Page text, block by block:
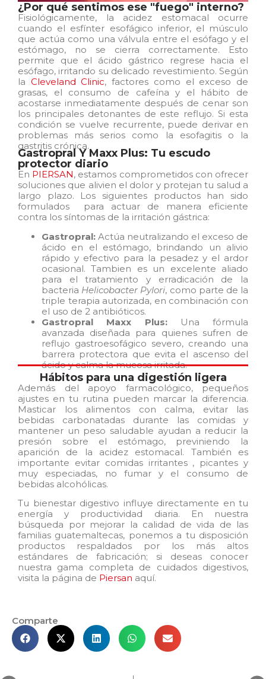
Comparte
¿Por qué sentimos ese "fuego" interno?
Fisiológicamente, la acidez estomacal ocurre
cuando el esfínter esofágico inferior, el músculo
que actúa como una válvula entre el esófago y el
estómago, no se cierra correctamente. Esto
permite que el ácido gástrico regrese hacia el
esófago, irritando su delicado revestimiento. Según
la Cleveland Clinic, factores como el exceso de
grasas, el consumo de cafeína y el hábito de
acostarse inmediatamente después de cenar son
los principales detonantes de este reflujo. Si esta
condición se vuelve recurrente, puede derivar en
problemas más serios como la esofagitis o la
gastritis crónica.
Gastropral Y Maxx Plus: Tu escudo
protector diario
En PIERSAN, estamos comprometidos con ofrecer
soluciones que alivien el dolor y protejan tu salud a
largo plazo. Los siguientes productos han sido
formulados para actuar de manera eficiente
contra los síntomas de la irritación gástrica:
Gastropral: Actúa neutralizando el exceso de
ácido en el estómago, brindando un alivio
rápido y efectivo para la pesadez y el ardor
ocasional.Tambien es un excelente aliado
para el tratamiento y erradicación de la
bacteria Helicobacter Pylori, como parte de la
triple terapia autorizada, en combinación con
el uso de 2 antibióticos.
Gastropral Maxx Plus:
Una fórmula
avanzada diseñada para quienes sufren de
reflujo gastroesofágico severo, creando una
barrera protectora que evita el ascenso del
ácido y calma la mucosa irritada.
Hábitos para una digestión ligera
Además del apoyo farmacológico, pequeños
ajustes en tu rutina pueden marcar la diferencia.
Masticar los alimentos con calma, evitar las
bebidas carbonatadas durante las comidas y
mantener un peso saludable ayudan a reducir la
presión sobre el estómago, previniendo la
aparición de la acidez estomacal. También es
importante evitar comidas irritantes , picantes y
muy especiadas, no fumar y el consumo de
bebidas alcohólicas.
Tu bienestar digestivo influye directamente en tu
energía y productividad diaria. En nuestra
búsqueda por mejorar la calidad de vida de las
familias guatemaltecas, ponemos a tu disposición
productos respaldados por los más altos
estándares de fabricación; si deseas conocer
nuestra gama completa de cuidados digestivos,
visita la página de Piersan aquí.